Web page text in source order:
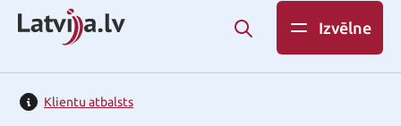
Izvēlne
Klientu atbalsts